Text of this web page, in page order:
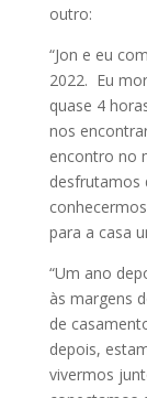
outro:
“Jon e eu
2022. Eu
quase 4
nos
encontro no
desfrutamos
para a casa
“Um ano
às margens
de
depois,
vivermos